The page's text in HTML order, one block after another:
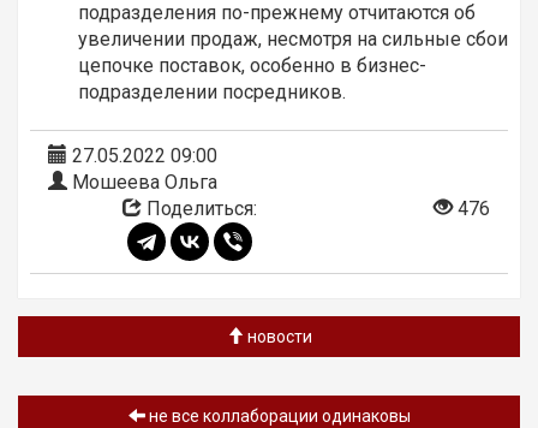
подразделения по-прежнему отчитаются об
увеличении продаж, несмотря на сильные сбои
цепочке поставок, особенно в бизнес-
подразделении посредников.
27.05.2022 09:00
Мошеева Ольга
Поделиться:
476
новости
не все коллаборации одинаковы